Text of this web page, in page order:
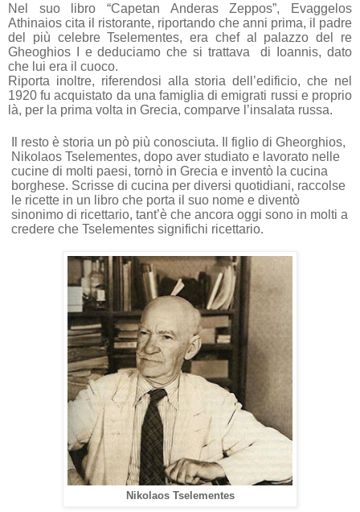
Nel suo libro “Capetan Anderas Zeppos”, Evaggelos
Athinaios cita il ristorante, riportando che anni prima, il padre
del più celebre Tselementes, era chef al palazzo del re
Gheoghios I e deduciamo che si trattava di Ioannis, dato
che lui era il cuoco.
Riporta inoltre, riferendosi alla storia dell’edificio, che nel
1920 fu acquistato da una famiglia di emigrati russi e proprio
là, per la prima volta in Grecia, comparve l’insalata russa.
Il resto è storia un pò più conosciuta. Il figlio di Gheorghios,
Nikolaos Tselementes, dopo aver studiato e lavorato nelle
cucine di molti paesi, tornò in Grecia e inventò la cucina
borghese. Scrisse di cucina per diversi quotidiani, raccolse
le ricette in un libro che porta il suo nome e diventò
sinonimo di ricettario, tant’è che ancora oggi sono in molti a
credere che Tselementes significhi ricettario.
Nikolaos Tselementes